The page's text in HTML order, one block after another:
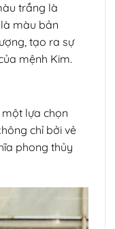
trắng là
màu bản
tạo ra sự
mệnh Kim.
lựa chọn
chỉ bởi vẻ
phong thủy